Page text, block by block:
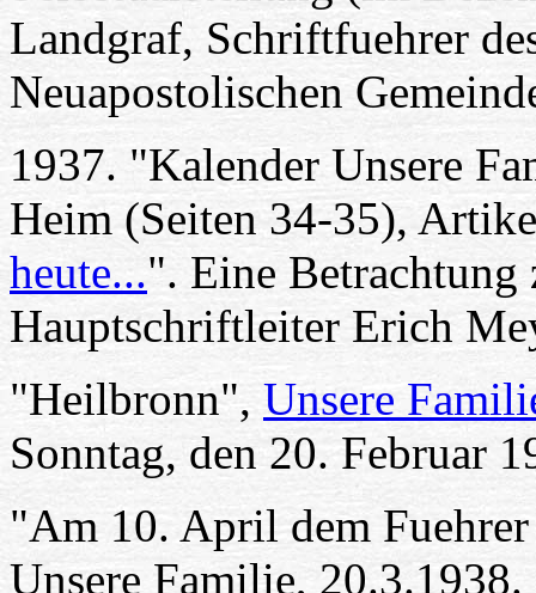
Landgraf, Schriftfuehrer
Neuapostolischen
1937. "Kalender Unsere
Heim (Seiten 34-35),
heute...". Eine Betrachtung
Hauptschriftleiter Erich
"Heilbronn", Unsere
Sonntag, den 20. Februar
"Am 10. April dem
Unsere Familie, 20.3.1938.